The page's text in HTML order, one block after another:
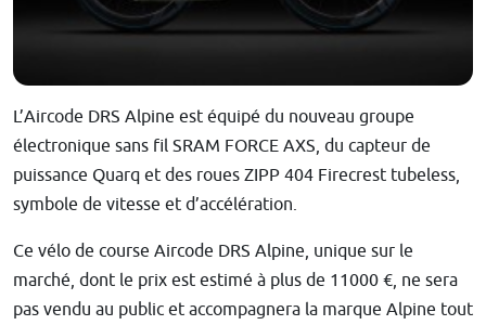
L’Aircode DRS Alpine est équipé du nouveau groupe
électronique sans fil SRAM FORCE AXS, du capteur de
puissance Quarq et des roues ZIPP 404 Firecrest tubeless,
symbole de vitesse et d’accélération.
Ce vélo de course Aircode DRS Alpine, unique sur le
marché, dont le prix est estimé à plus de 11000 €, ne sera
pas vendu au public et accompagnera la marque Alpine tout